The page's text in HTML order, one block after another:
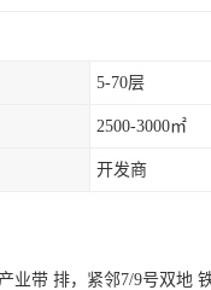
5-70层
2500-3000㎡
开发商
带 排，紧邻7/9号双地